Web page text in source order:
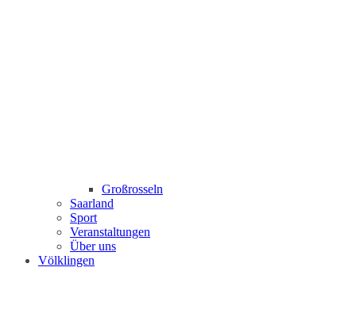
Großrosseln
Saarland
Sport
Veranstaltungen
Über uns
Völklingen